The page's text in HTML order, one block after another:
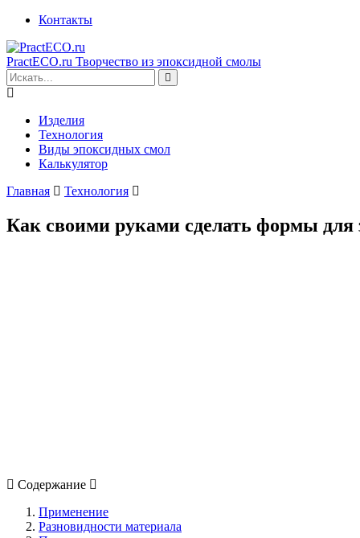
Контакты
PractECO.ru Творчество из эпоксидной смолы
Изделия
Технология
Виды эпоксидных смол
Калькулятор
Главная
Технология
Как своими руками сделать формы для
Содержание
Применение
Разновидности материала